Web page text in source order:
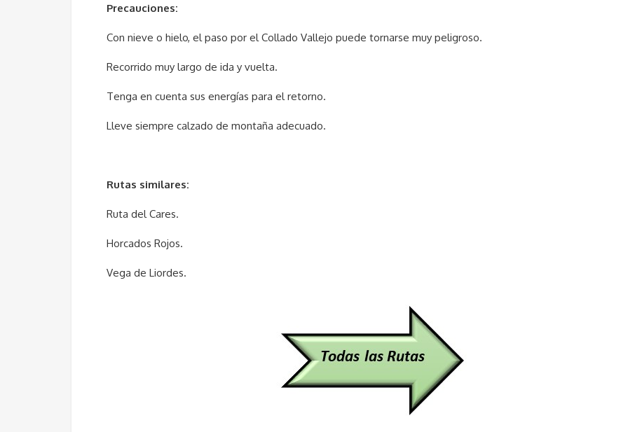
Precauciones:
Con nieve o hielo, el paso por el Collado Vallejo puede tornarse muy peligroso.
Recorrido muy largo de ida y vuelta.
Tenga en cuenta sus energías para el retorno.
Lleve siempre calzado de montaña adecuado.
Rutas similares:
Ruta del Cares.
Horcados Rojos.
Vega de Liordes.